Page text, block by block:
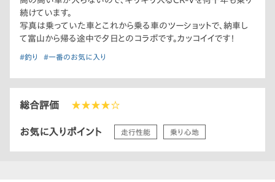
続けています。
写真は乗っていた車とこれから乗る車のツーショットで、納車し
て富山から帰る途中で夕日とのコラボです。カッコイイです！
#釣り #一番のお気に入り
総合評価 ★★★★☆
お気に入りポイント 走行性能 乗り心地